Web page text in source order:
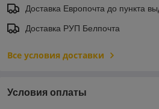
Доставка Европочта до пункта
Доставка РУП Белпочта
Все условия доставки
Условия оплаты